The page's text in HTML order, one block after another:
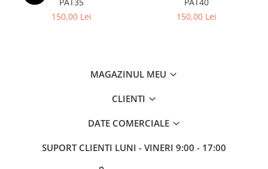
PAT35
150,00 Lei
PAT40
150,00 Lei
MAGAZINUL MEU
CLIENTI
DATE COMERCIALE
SUPORT CLIENTI LUNI - VINERI 9:00 - 17:00